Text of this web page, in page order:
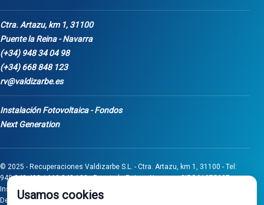
Ctra. Artazu, km 1, 31100
Puente la Reina - Navarra
(+34) 948 34 04 98
(+34) 668 848 123
rv@valdizarbe.es
Instalación Fotovoltaica - Fondos
Next Generation
© 2025 - Recuperaciones Valdizarbe S.L. - Ctra. Artazu, km 1, 31100 - Tel:
948 340 498 / 668 848 123 - Puente la Reina - Navarra - CIF B31275837.
Inscrita en el Registro Mercantil de Navarra, Tomo 32, Folio 75, Hoja 525.
Desarrollado porSeintosoft
Usamos cookies